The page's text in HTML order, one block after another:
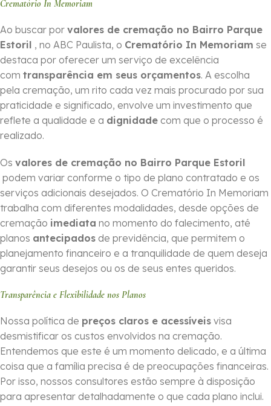
Crematório In Memoriam
Ao buscar por valores de cremação no Bairro Parque
Estoril , no ABC Paulista, o Crematório In Memoriam se
destaca por oferecer um serviço de excelência
com transparência em seus orçamentos. A escolha
pela cremação, um rito cada vez mais procurado por sua
praticidade e significado, envolve um investimento que
reflete a qualidade e a dignidade com que o processo é
realizado.
Os valores de cremação no Bairro Parque Estoril
podem variar conforme o tipo de plano contratado e os
serviços adicionais desejados. O Crematório In Memoriam
trabalha com diferentes modalidades, desde opções de
cremação imediata no momento do falecimento, até
planos antecipados de previdência, que permitem o
planejamento financeiro e a tranquilidade de quem deseja
garantir seus desejos ou os de seus entes queridos.
Transparência e Flexibilidade nos Planos
Nossa política de preços claros e acessíveis visa
desmistificar os custos envolvidos na cremação.
Entendemos que este é um momento delicado, e a última
coisa que a família precisa é de preocupações financeiras.
Por isso, nossos consultores estão sempre à disposição
para apresentar detalhadamente o que cada plano inclui.